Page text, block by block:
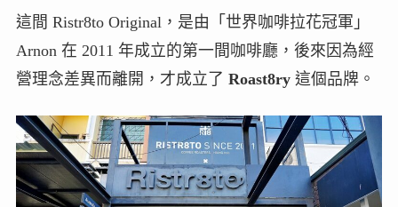
這間 Ristr8to Original，是由「世界咖啡拉花冠軍」
Arnon 在 2011 年成立的第一間咖啡廳，後來因為經
營理念差異而離開，才成立了 Roast8ry 這個品牌。